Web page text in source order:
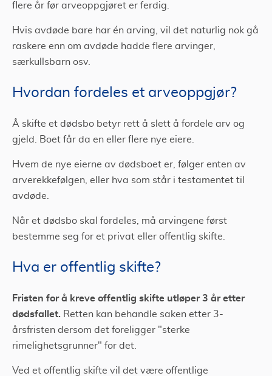
flere år før arveoppgjøret er ferdig.
Hvis avdøde bare har én arving, vil det naturlig nok gå
raskere enn om avdøde hadde flere arvinger,
særkullsbarn osv.
Hvordan fordeles et arveoppgjør?
Å skifte et dødsbo betyr rett å slett å fordele arv og
gjeld. Boet får da en eller flere nye eiere.
Hvem de nye eierne av dødsboet er, følger enten av
arverekkefølgen, eller hva som står i testamentet til
avdøde.
Når et dødsbo skal fordeles, må arvingene først
bestemme seg for et privat eller offentlig skifte.
Hva er offentlig skifte?
Fristen for å kreve offentlig skifte utløper 3 år etter
dødsfallet. Retten kan behandle saken etter 3-
årsfristen dersom det foreligger "sterke
rimelighetsgrunner" for det.
Ved et offentlig skifte vil det være offentlige